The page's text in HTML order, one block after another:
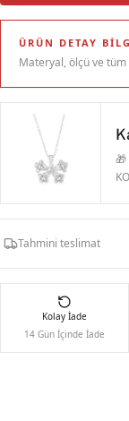
ÜRÜN DETAY
Materyal, ölçü ve
🎁
Tahmini teslimat
Kolay İade
14 Gün İçinde İade